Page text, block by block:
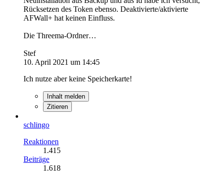
Rücksetzen des Token ebenso. Deaktivierte/aktivierte
AFWall+ hat keinen Einfluss.
Die Threema-Ordner…
Stef
10. April 2021 um 14:45
Ich nutze aber keine Speicherkarte!
Inhalt melden
Zitieren
schlingo
Reaktionen
1.415
Beiträge
1.618